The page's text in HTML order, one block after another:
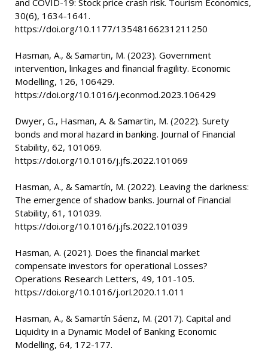
and COVID-19: Stock price crash risk. Tourism Economics,
30(6), 1634-1641.
https://doi.org/10.1177/13548166231211250
Hasman, A., & Samartin, M. (2023). Government
intervention, linkages and financial fragility. Economic
Modelling, 126, 106429.
https://doi.org/10.1016/j.econmod.2023.106429
Dwyer, G., Hasman, A. & Samartin, M. (2022). Surety
bonds and moral hazard in banking. Journal of Financial
Stability, 62, 101069.
https://doi.org/10.1016/j.jfs.2022.101069
Hasman, A., & Samartín, M. (2022). Leaving the darkness:
The emergence of shadow banks. Journal of Financial
Stability, 61, 101039.
https://doi.org/10.1016/j.jfs.2022.101039
Hasman, A. (2021). Does the financial market
compensate investors for operational Losses?
Operations Research Letters, 49, 101-105.
https://doi.org/10.1016/j.orl.2020.11.011
Hasman, A., & Samartín Sáenz, M. (2017). Capital and
Liquidity in a Dynamic Model of Banking Economic
Modelling, 64, 172-177.